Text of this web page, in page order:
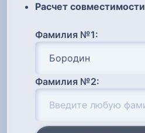
Расчет совместимости
Фамилия №1:
Фамилия №2: